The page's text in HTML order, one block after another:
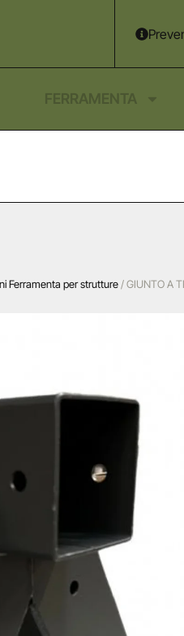
FERRAMENTA
Ferramenta per strutture / GIUNTO A